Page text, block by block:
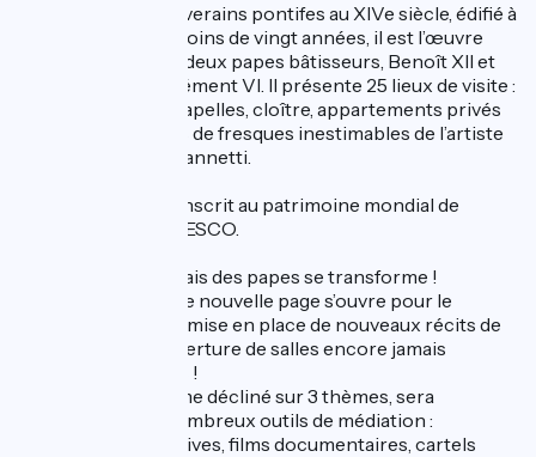
Résidence des souverains pontifes au XIVe siècle, édifié à
partir de 1335, en moins de vingt années, il est l’œuvre
principalement de deux papes bâtisseurs, Benoît XII et
son successeur Clément VI. Il présente 25 lieux de visite :
salles d’apparat, chapelles, cloître, appartements privés
du pape aux décors de fresques inestimables de l’artiste
italien Matteo Giovannetti.
Le monument est inscrit au patrimoine mondial de
l’humanité par l’UNESCO.
2026-2027 : Le Palais des papes se transforme !
Le 1er mai 2026, une nouvelle page s’ouvre pour le
monument, avec la mise en place de nouveaux récits de
découverte et l’ouverture de salles encore jamais
montrées au public !
Ce parcours, à terme décliné sur 3 thèmes, sera
accompagné de nombreux outils de médiation :
maquettes interactives, films documentaires, cartels